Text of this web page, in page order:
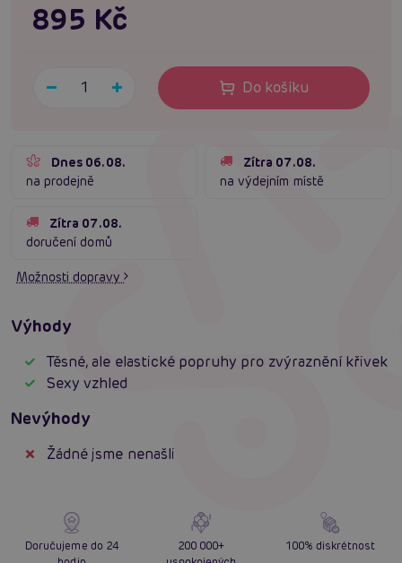
895 Kč
Do košíku
Dnes 06.08.
na prodejně
Zítra 07.08.
na výdejním místě
Zítra 07.08.
doručení domů
Možnosti dopravy
Výhody
Těsné, ale elastické popruhy pro zvýraznění křivek
Sexy vzhled
Nevýhody
Žádné jsme nenašli
Doručujeme do 24
200 000+
100% diskrétnost